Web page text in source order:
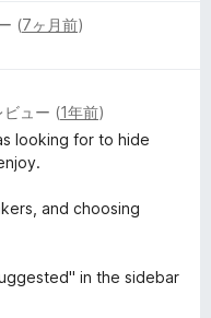
(7ヶ月前)
ビュー (1年前)
looking for to hide
and choosing
in the sidebar